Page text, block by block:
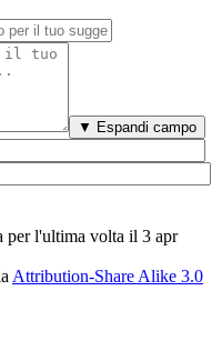
▼ Espandi campo
per l'ultima volta il 3 apr
Attribution-Share Alike 3.0